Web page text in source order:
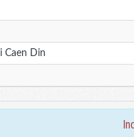
Caen Din